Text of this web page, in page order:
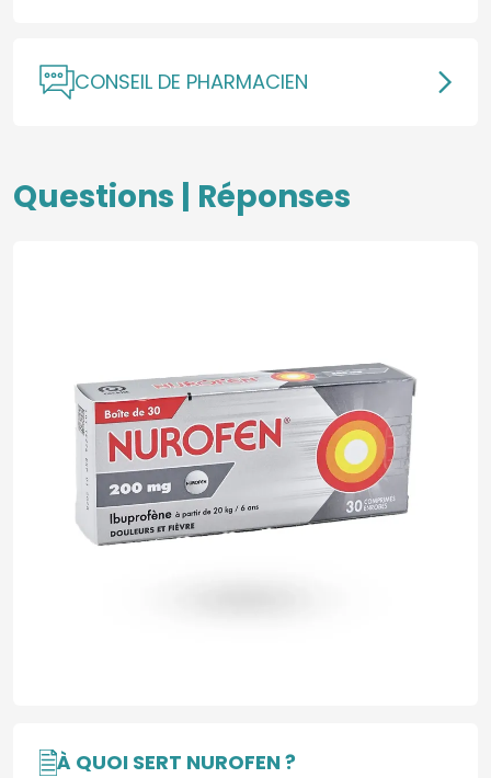
CONSEIL DE PHARMACIEN
Questions | Réponses
À QUOI SERT NUROFEN ?